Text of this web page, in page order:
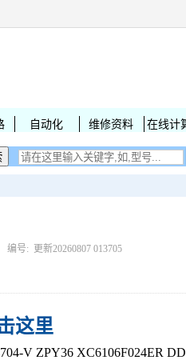
自动化 维修资料 在线计
编号: 更新20260807 013705
这里
V ZPY36 XC6106F024ER